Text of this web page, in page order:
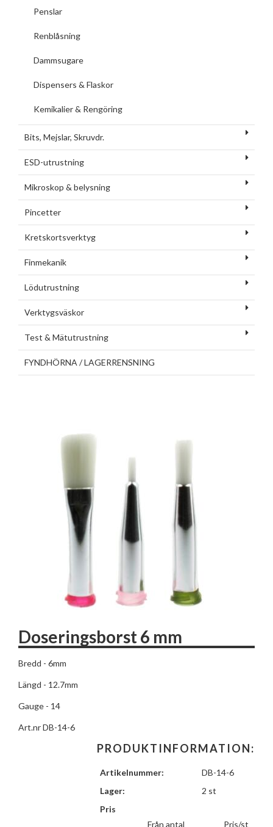
Penslar
Renblåsning
Dammsugare
Dispensers & Flaskor
Kemikalier & Rengöring
Bits, Mejslar, Skruvdr.
ESD-utrustning
Mikroskop & belysning
Pincetter
Kretskortsverktyg
Finmekanik
Lödutrustning
Verktygsväskor
Test & Mätutrustning
FYNDHÖRNA / LAGERRENSNING
Doseringsborst 6 mm
Bredd - 6mm
Längd - 12.7mm
Gauge - 14
Art.nr DB-14-6
PRODUKTINFORMATION:
Artikelnummer:
DB-14-6
Lager:
2 st
Pris
Från antal
Pris/st